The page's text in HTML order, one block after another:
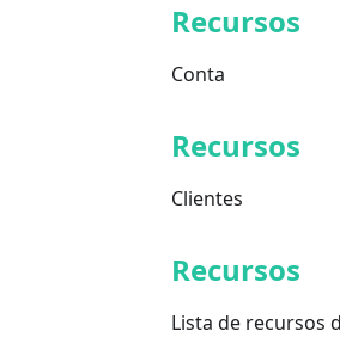
Recursos
Conta
Recursos
Clientes
Recursos
Lista de recursos